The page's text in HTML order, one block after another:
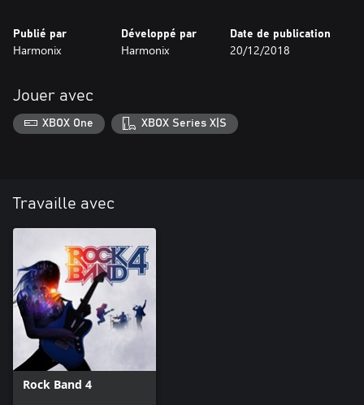
Publié par
Harmonix
Développé par
Harmonix
Date de publication
20/12/2018
Jouer avec
XBOX One XBOX Series X|S
Travaille avec
Rock Band 4